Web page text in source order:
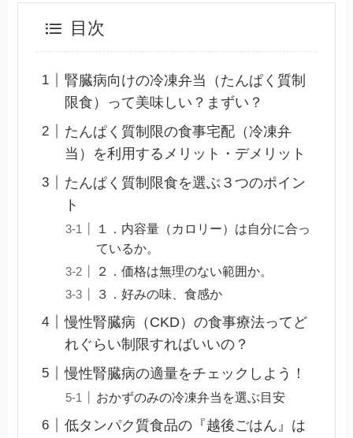
目次
腎臓病向けの冷凍弁当（たんぱく質制
限食）って美味しい？まずい？
たんぱく質制限の食事宅配（冷凍弁
当）を利用するメリット・デメリット
たんぱく質制限食を選ぶ３つのポイン
ト
１．内容量（カロリー）は自分に合っ
ているか。
２．価格は無理のない範囲か。
３．好みの味、食感か
慢性腎臓病（CKD）の食事療法ってど
れぐらい制限すればいいの？
慢性腎臓病の適量をチェックしよう！
おかずのみの冷凍弁当を選ぶ目安
低タンパク質食品の『越後ごはん』は